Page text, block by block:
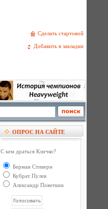
Сделать стартовой
Добавить в закладки
ОПРОС НА САЙТЕ
С кем драться Кличко?
Берман Стиверн
Кубрат Пулев
Александр Поветкин